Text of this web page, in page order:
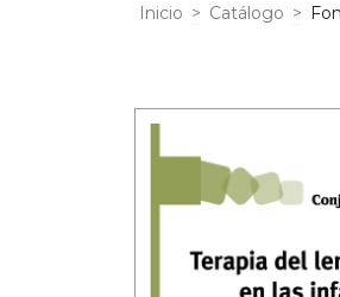
Inicio > Catálogo >